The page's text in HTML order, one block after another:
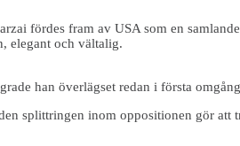
fördes fram av USA som en
elegant och vältalig.
han överlägset redan i första
splittringen inom oppositionen gör